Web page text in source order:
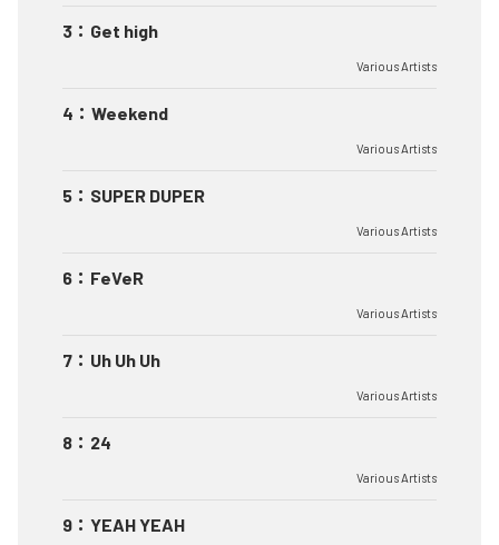
3 ： Get high
Various Artists
4 ： Weekend
Various Artists
5 ： SUPER DUPER
Various Artists
6 ： FeVeR
Various Artists
7 ： Uh Uh Uh
Various Artists
8 ： 24
Various Artists
9 ： YEAH YEAH